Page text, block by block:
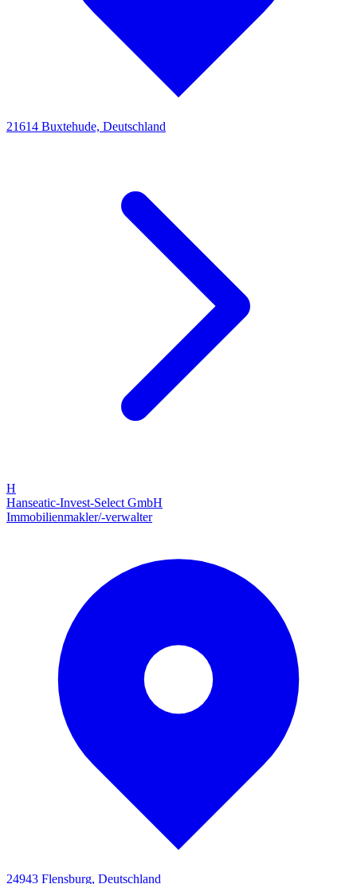
21614 Buxtehude, Deutschland
H
Hanseatic-Invest-Select GmbH
Immobilienmakler/-verwalter
24943 Flensburg, Deutschland